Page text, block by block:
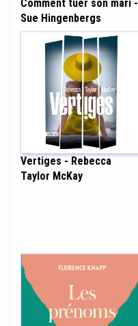
Comment tuer son mari -
Sue Hingenbergs
Vertiges - Rebecca
Taylor McKay